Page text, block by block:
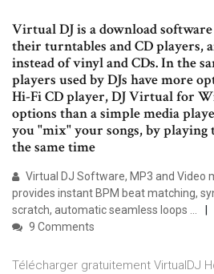
Virtual DJ is a download
their turntables and CD players,
instead of vinyl and CDs. In the
players used by DJs have more
Hi-Fi CD player, DJ Virtual for
options than a simple media
you "mix" your songs, by
the same time
Virtual DJ Software, MP3 and Video
provides instant BPM beat matching,
scratch, automatic seamless loops …
9 Comments
Télécharger gratuitement VirtualDJ